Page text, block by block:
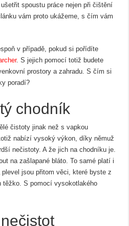
spoustu práce nejen při čištění
vám proto ukážeme, s čím vám
v případě, pokud si pořídíte
. S jejich pomocí totiž budete
prostory a zahradu. S čím si
poradí?
chodník
čistoty jinak než s vapkou
nabízí vysoký výkon, díky němuž
nečistoty. A že jich na chodníku je.
na zašlapané bláto. To samé platí i
jsou přitom věci, které byste z
těžko. S pomocí vysokotlakého